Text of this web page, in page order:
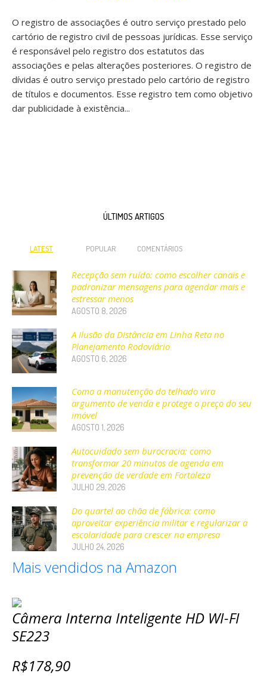
O registro de associações é outro serviço prestado pelo
cartório de registro civil de pessoas jurídicas. Esse serviço
é responsável pelo registro dos estatutos das
associações e pelas alterações posteriores. O registro de
dívidas é outro serviço prestado pelo cartório de registro
de títulos e documentos. Esse registro tem como objetivo
dar publicidade à existência...
ÚLTIMOS ARTIGOS
LATEST POPULAR COMENTÁRIOS
Recepção sem ruído: como escolher canais e
padronizar mensagens para agendar mais e
estressar menos
AGOSTO 8, 2026
A Ilusão da Distância em Linha Reta no
Planejamento Rodoviário
AGOSTO 6, 2026
Como a manutenção do telhado vira
argumento de venda e protege o preço do seu
imóvel
AGOSTO 1, 2026
Autocuidado sem burocracia: como
transformar 20 minutos de agenda em
prevenção de verdade em Fortaleza
JULHO 29, 2026
Do quartel ao chão de fábrica: como
aproveitar experiência militar e regularizar a
escolaridade para crescer na empresa
JULHO 24, 2026
Mais vendidos na Amazon
Câmera Interna Inteligente HD WI-FI
SE223
R$178,90